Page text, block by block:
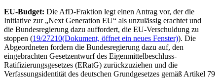
EU-Budget: Die AfD-Fraktion legt einen Antrag vor, der die
Initiative zur „Next Generation EU“ als unzulässig erachtet und
die Bundesregierung dazu auffordert, die EU-Verschuldung zu
stoppen (19/27210(Dokument, öffnet ein neues Fenster)). Die
Abgeordneten fordern die Bundesregierung dazu auf, den
eingebrachten Gesetzentwurf des Eigenmittelbeschluss-
Ratifizierungsgesetzes (ERatG) zurückzuziehen und die
Verfassungsidentität des deutschen Grundgesetzes gemäß Artikel 79